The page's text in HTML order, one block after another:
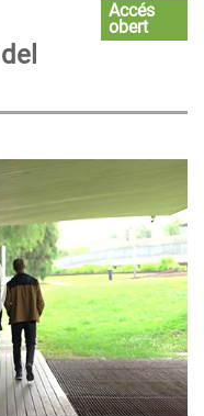
Accés
obert